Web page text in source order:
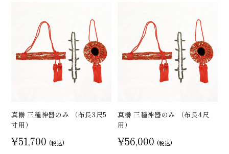
真榊 三種神器のみ （布長3尺5
寸用）
¥51,700 (税込)
真榊 三種神器のみ （布長4尺
用）
¥56,000 (税込)